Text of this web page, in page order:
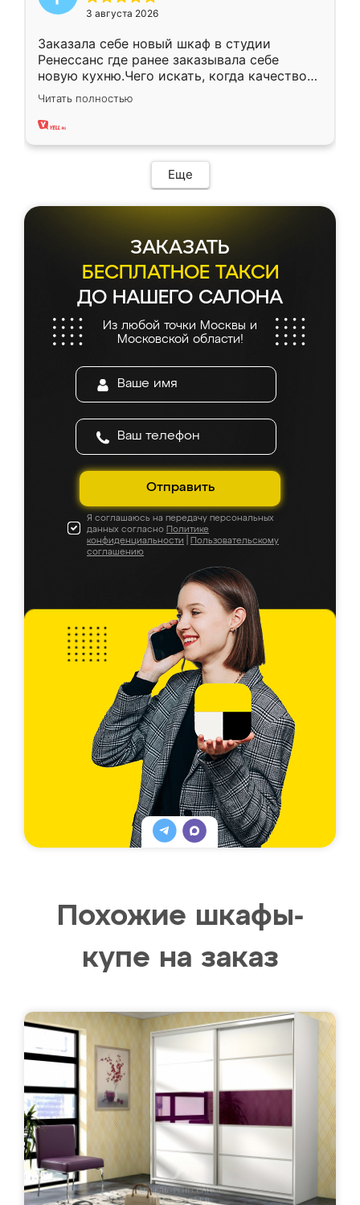
3 августа 2026
Заказала себе новый шкаф в студии
Ренессанс где ранее заказывала себе
новую кухню.Чего искать, когда качеством
вполне довольна. Служит кухня уже почти
два года, нареканий нет.
Читать полностью
Еще
ЗАКАЗАТЬ
БЕСПЛАТНОЕ ТАКСИ
ДО НАШЕГО САЛОНА
Из любой точки Москвы и
Московской области!
Отправить
Я соглашаюсь на передачу персональных
данных согласно Политике
конфиденциальности
Пользовательскому
соглашению
Похожие шкафы-
купе на заказ